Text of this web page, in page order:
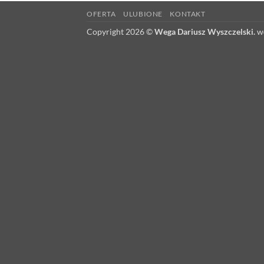
OFERTA ULUBIONE KONTAKT
Copyright 2026 ©Wega Dariusz Wyszczelski.